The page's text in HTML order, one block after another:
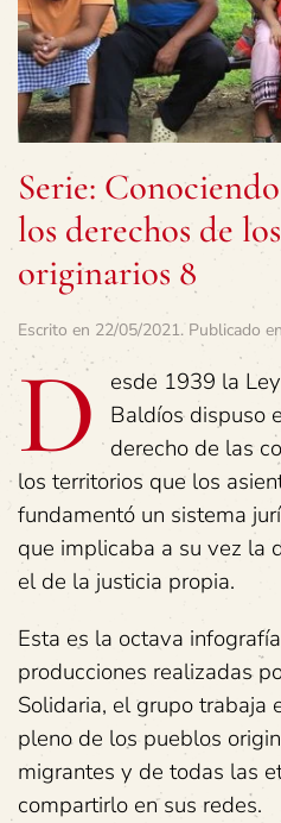
Serie:
los derechos de
originarios 8
Escrito en 22/05/2021. Publicado en
D
esde 1939 la
Baldíos dispuso
derecho de las
los territorios que los
fundamentó un sistema
que implicaba a su vez la
el de la justicia propia.
Esta es la octava
producciones realizadas
Solidaria, el grupo trabaja
pleno de los pueblos
migrantes y de todas las
compartirlo en sus redes.